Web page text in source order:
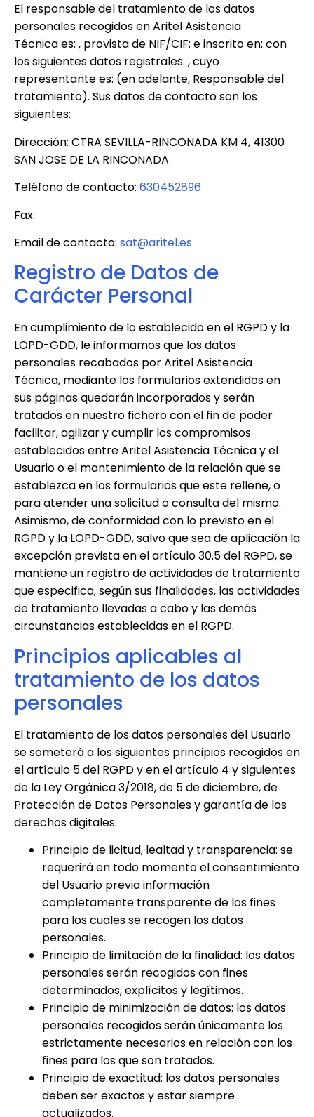
El responsable del tratamiento de los datos
personales recogidos enAritel Asistencia
Técnicaes: , provista de NIF/CIF: e inscrito en: con
los siguientes datos registrales: , cuyo
representante es: (en adelante, Responsable del
tratamiento). Sus datos de contacto son los
siguientes:
Dirección: CTRA SEVILLA-RINCONADA KM 4, 41300
SAN JOSE DE LA RINCONADA
Teléfono de contacto: 630452896
Fax:
Email de contacto: sat@aritel.es
Registro de Datos de
Carácter Personal
En cumplimiento de lo establecido en el RGPD y la
LOPD-GDD, le informamos que los datos
personales recabados porAritel Asistencia
Técnica, mediante los formularios extendidos en
sus páginas quedarán incorporados y serán
tratados en nuestro fichero con el fin de poder
facilitar, agilizar y cumplir los compromisos
establecidos entreAritel Asistencia Técnicay el
Usuario o el mantenimiento de la relación que se
establezca en los formularios que este rellene, o
para atender una solicitud o consulta del mismo.
Asimismo, de conformidad con lo previsto en el
RGPD y la LOPD-GDD, salvo que sea de aplicación la
excepción prevista en el artículo 30.5 del RGPD, se
mantiene un registro de actividades de tratamiento
que especifica, según sus finalidades, las actividades
de tratamiento llevadas a cabo y las demás
circunstancias establecidas en el RGPD.
Principios aplicables al
tratamiento de los datos
personales
El tratamiento de los datos personales del Usuario
se someterá a los siguientes principios recogidos en
el artículo 5 del RGPD y en el artículo 4 y siguientes
de la Ley Orgánica 3/2018, de 5 de diciembre, de
Protección de Datos Personales y garantía de los
derechos digitales:
Principio de licitud, lealtad y transparencia: se
requerirá en todo momento el consentimiento
del Usuario previa información
completamente transparente de los fines
para los cuales se recogen los datos
personales.
Principio de limitación de la finalidad: los datos
personales serán recogidos con fines
determinados, explícitos y legítimos.
Principio de minimización de datos: los datos
personales recogidos serán únicamente los
estrictamente necesarios en relación con los
fines para los que son tratados.
Principio de exactitud: los datos personales
deben ser exactos y estar siempre
actualizados.